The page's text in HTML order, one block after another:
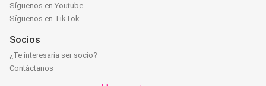
Síguenos en Youtube
Síguenos en TikTok
Socios
¿Te interesaría ser socio?
Contáctanos